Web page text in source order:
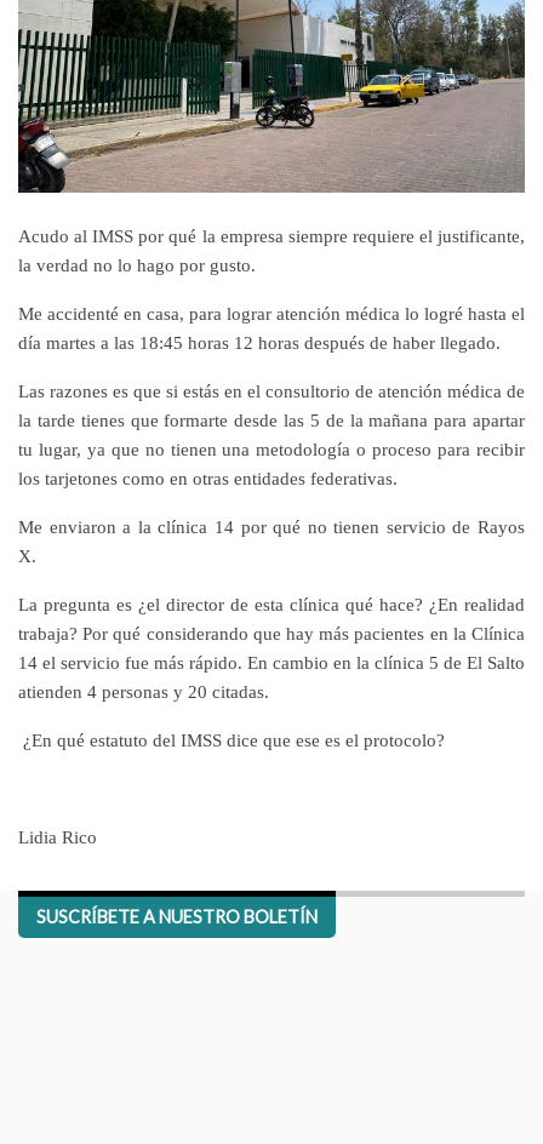
Acudo al IMSS por qué la empresa siempre requiere el justificante,
la verdad no lo hago por gusto.
Me accidenté en casa, para lograr atención médica lo logré hasta el
día martes a las 18:45 horas 12 horas después de haber llegado.
Las razones es que si estás en el consultorio de atención médica de
la tarde tienes que formarte desde las 5 de la mañana para apartar
tu lugar, ya que no tienen una metodología o proceso para recibir
los tarjetones como en otras entidades federativas.
Me enviaron a la clínica 14 por qué no tienen servicio de Rayos
X.
La pregunta es ¿el director de esta clínica qué hace? ¿En realidad
trabaja? Por qué considerando que hay más pacientes en la Clínica
14 el servicio fue más rápido. En cambio en la clínica 5 de El Salto
atienden 4 personas y 20 citadas.
¿En qué estatuto del IMSS dice que ese es el protocolo?
Lidia Rico
SUSCRÍBETE A NUESTRO BOLETÍN